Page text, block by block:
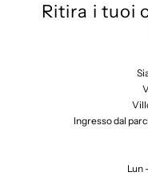
Ritira i tuoi
Ingresso dal
Lun